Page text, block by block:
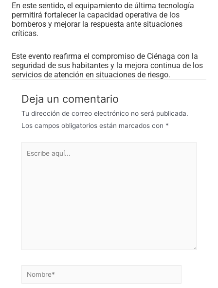
En este sentido, el equipamiento de última tecnología
permitirá fortalecer la capacidad operativa de los
bomberos y mejorar la respuesta ante situaciones
críticas.
Este evento reafirma el compromiso de Ciénaga con la
seguridad de sus habitantes y la mejora continua de los
servicios de atención en situaciones de riesgo.
Deja un comentario
Tu dirección de correo electrónico no será publicada.
Los campos obligatorios están marcados con *